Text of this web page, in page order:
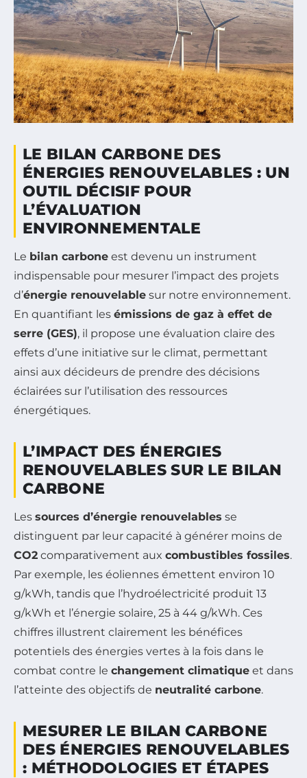
LE BILAN CARBONE DES
ÉNERGIES RENOUVELABLES : UN
OUTIL DÉCISIF POUR
L’ÉVALUATION
ENVIRONNEMENTALE
Le bilan carbone est devenu un instrument
indispensable pour mesurer l’impact des projets
d’énergie renouvelable sur notre environnement.
En quantifiant les émissions de gaz à effet de
serre (GES), il propose une évaluation claire des
effets d’une initiative sur le climat, permettant
ainsi aux décideurs de prendre des décisions
éclairées sur l’utilisation des ressources
énergétiques.
L’IMPACT DES ÉNERGIES
RENOUVELABLES SUR LE BILAN
CARBONE
Les sources d’énergie renouvelables se
distinguent par leur capacité à générer moins de
CO2 comparativement aux combustibles fossiles.
Par exemple, les éoliennes émettent environ 10
g/kWh, tandis que l’hydroélectricité produit 13
g/kWh et l’énergie solaire, 25 à 44 g/kWh. Ces
chiffres illustrent clairement les bénéfices
potentiels des énergies vertes à la fois dans le
combat contre le changement climatique et dans
l’atteinte des objectifs de neutralité carbone.
MESURER LE BILAN CARBONE
DES ÉNERGIES RENOUVELABLES
: MÉTHODOLOGIES ET ÉTAPES